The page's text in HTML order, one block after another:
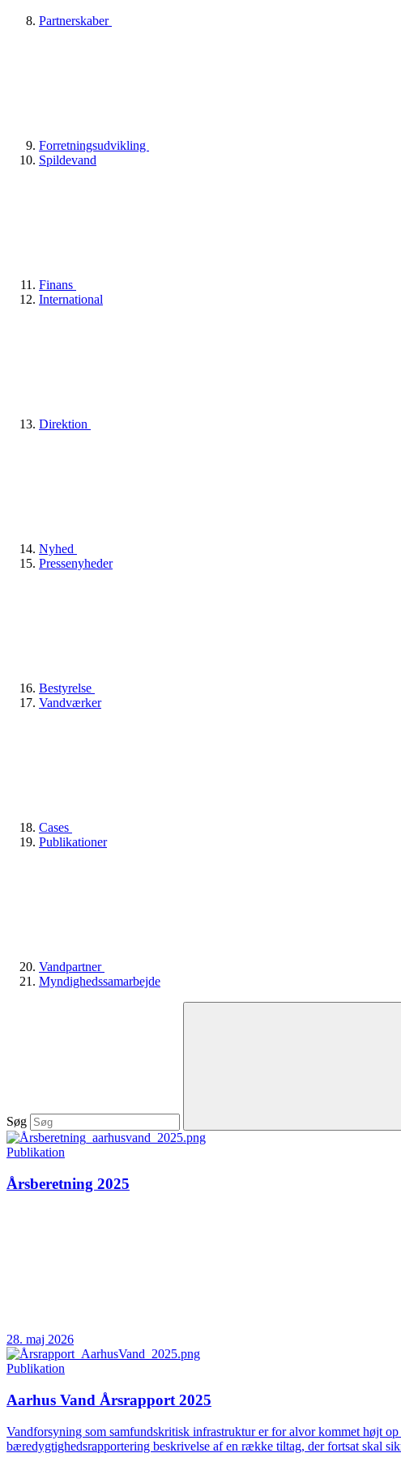
Partnerskaber
Forretningsudvikling
Spildevand
Finans
International
Direktion
Nyhed
Pressenyheder
Bestyrelse
Vandværker
Cases
Publikationer
Vandpartner
Myndighedssamarbejde
Søg
Publikation
Årsberetning 2025
28. maj 2026
Publikation
Aarhus Vand Årsrapport 2025
Vandforsyning som samfundskritisk infrastruktur er for alvor kommet højt
bæredygtighedsrapportering beskrivelse af en række tiltag, der fortsat skal